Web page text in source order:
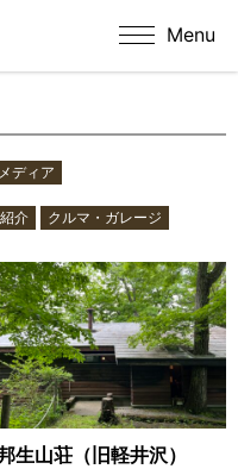
Menu
ディア
介 クルマ・ガレージ
生山荘（旧軽井沢）